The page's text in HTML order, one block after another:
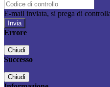
E-mail inviata, si prega di
Errore
Chiudi
Successo
Chiudi